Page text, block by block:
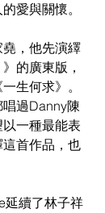
愛與關懷。
，他先演繹
的廣東版，
生何求》。
過Danny陳
一種最能表
首作品，也
延續了林子祥